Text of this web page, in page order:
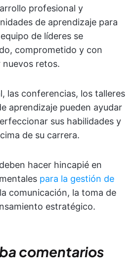
profesional y
de aprendizaje para
de líderes se
comprometido y con
retos.
las conferencias, los talleres
aprendizaje pueden ayudar
sus habilidades y
de su carrera.
hacer hincapié en
para la gestión de
comunicación, la toma de
estratégico.
comentarios